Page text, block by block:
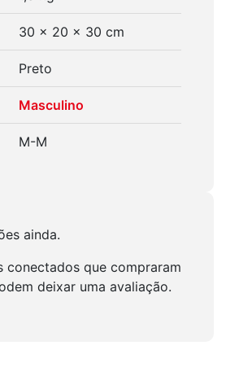
30 × 20 × 30 cm
Preto
Masculino
M-M
ainda.
conectados que compraram
deixar uma avaliação.